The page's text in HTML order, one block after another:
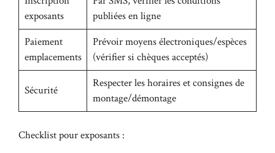
exposants
publiées en ligne
Paiement
emplacements
Prévoir moyens électroniques/espèces
(vérifier si chèques acceptés)
Sécurité
Respecter les horaires et consignes de
montage/démontage
Checklist pour exposants :